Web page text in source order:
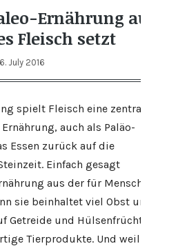
Ernährung auf
Fleisch setzt
6. July 2016
spielt Fleisch eine zentrale
auch als Paläo-
Essen zurück auf die
Einfach gesagt
aus der für Menschen
sie beinhaltet viel Obst und
Getreide und Hülsenfrüchte
Tierprodukte. Und weil